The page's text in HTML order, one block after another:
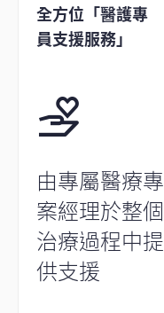
全方位「醫護專
員支援服務」
由專屬醫療專
案經理於整個
治療過程中提
供支援